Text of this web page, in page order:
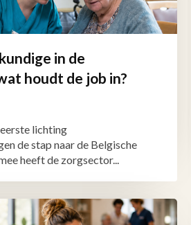
in de
houdt de job in?
lichting
de stap naar de Belgische
heeft de zorgsector...